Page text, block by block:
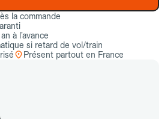
la commande
à l’avance
si retard de vol/train
Présent partout en France